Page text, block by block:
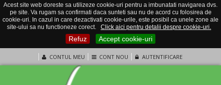
Acest site web doreste sa utilizeze cookie-uri pentru a imbunatati navigarea dvs.
pe site. Va rugam sa confirmati daca sunteti sau nu de acord cu folosirea de
cookie-uri. In cazul in care dezactivati cookie-urile, este posibil ca unele zone ale
site-ului sa nu functioneze corect.
Click aici pentru detalii despre cookie-uri.
Refuz Accept cookie-uri
CONTUL MEU CONT NOU AUTENTIFICARE